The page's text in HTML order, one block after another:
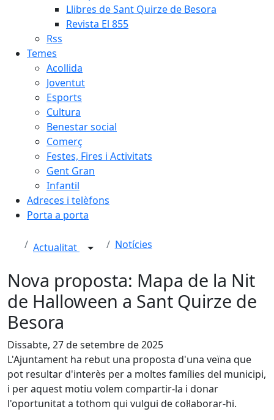
Llibres de Sant Quirze de Besora
Revista El 855
Rss
Temes
Acollida
Joventut
Esports
Cultura
Benestar social
Comerç
Festes, Fires i Activitats
Gent Gran
Infantil
Adreces i telèfons
Porta a porta
Actualitat Notícies
Nova proposta: Mapa de la Nit
de Halloween a Sant Quirze de
Besora
Dissabte, 27 de setembre de 2025
L'Ajuntament ha rebut una proposta d'una veïna que
pot resultar d'interès per a moltes famílies del municipi,
i per aquest motiu volem compartir-la i donar
l'oportunitat a tothom qui vulgui de col·laborar-hi.